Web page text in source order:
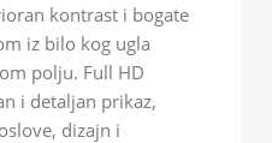
kontrast i bogate
iz bilo kog ugla
polju. Full HD
i detaljan prikaz,
dizajn i